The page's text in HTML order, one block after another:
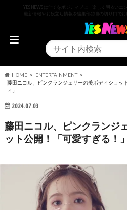
YESNEWSは全てをポジティブに、楽しく明るいエ
最新情報やお役立ち情報を編集部独自の切り口で
HOME
ENTERTAINMENT
藤田ニコル、ピンクランジェリーの美ボディショッ
ィ」
2024.07.03
藤田ニコル、ピンクランジ
ット公開！「可愛すぎる！